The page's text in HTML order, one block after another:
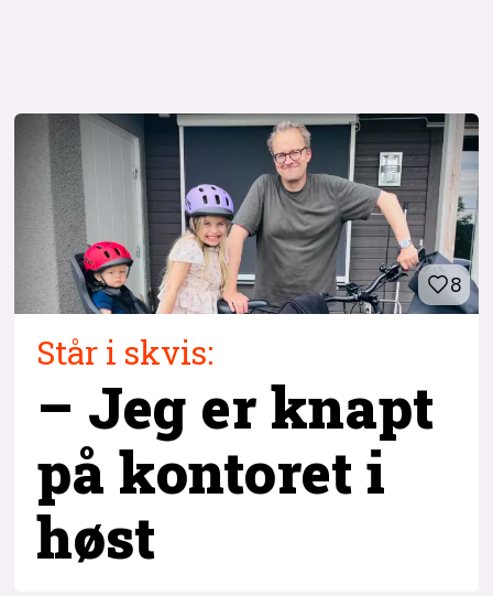
8
Står i skvis:
– Jeg er knapt
på kontoret i
høst